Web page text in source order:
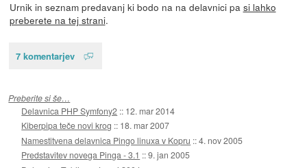
Urnik in seznam predavanj ki bodo na na delavnici pa si lahko
preberete na tej strani.
7 komentarjev
Preberite si še…
Delavnica PHP Symfony2 :: 12. mar 2014
Kiberpipa teče novi krog :: 18. mar 2007
Namestitvena delavnica Pingo linuxa v Kopru ::4. nov 2005
Predstavitev novega Pinga - 3.1 ::9. jan 2005